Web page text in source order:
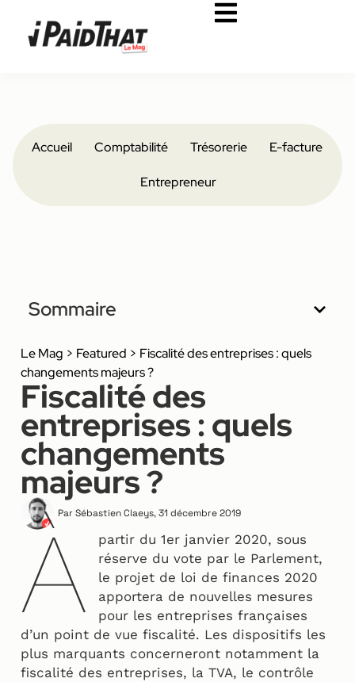
Accueil Comptabilité Trésorerie E-facture
Entrepreneur
Sommaire
Le Mag > Featured > Fiscalité des entreprises : quels
changements majeurs ?
Fiscalité des
entreprises : quels
changements
majeurs ?
Par Sébastien Claeys,31 décembre 2019
À
partir du 1er janvier 2020, sous
réserve du vote par le Parlement,
le projet de loi de finances 2020
apportera de nouvelles mesures
pour les entreprises françaises
d’un point de vue fiscalité. Les dispositifs les
plus marquants concerneront notamment la
fiscalité des entreprises, la TVA, le contrôle